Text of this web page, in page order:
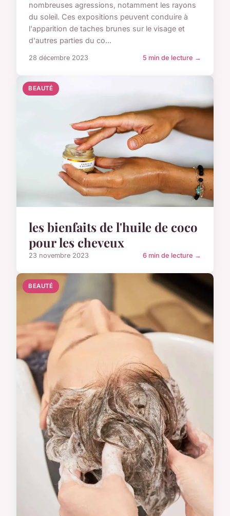
nombreuses agressions, notamment les rayons
du soleil. Ces expositions peuvent conduire à
l'apparition de taches brunes sur le visage et
d'autres parties du co...
28 décembre 2023 5 min de lecture →
BEAUTÉ
les bienfaits de l'huile de coco
pour les cheveux
23 novembre 2023 6 min de lecture →
BEAUTÉ